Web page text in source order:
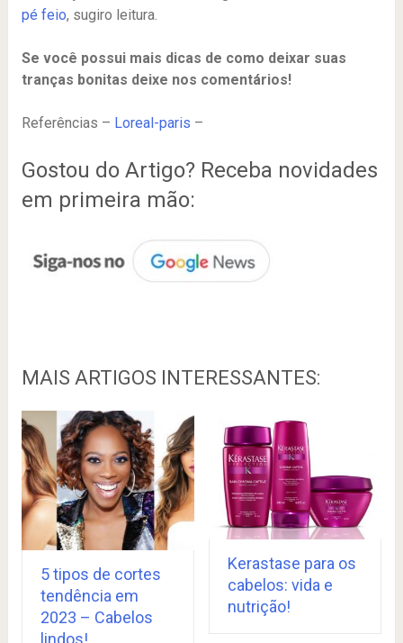
pé feio, sugiro leitura.
Se você possui mais dicas de como deixar suas
tranças bonitas deixe nos comentários!
Referências – Loreal-paris –
Gostou do Artigo? Receba novidades
em primeira mão:
MAIS ARTIGOS INTERESSANTES:
5 tipos de cortes
tendência em
2023 – Cabelos
Kerastase para os
cabelos: vida e
nutrição!